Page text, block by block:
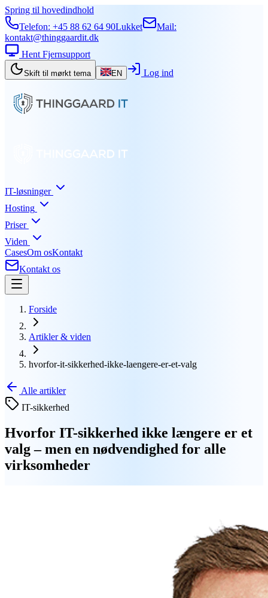
Spring til hovedindhold
Telefon: +45 88 62 64 90Lukket
Mail:
kontakt@thinggaardit.dk
Hent Fjernsupport
Skift til mørkt tema EN Log ind
IT-løsninger
Hosting
Priser
Viden
CasesOm osKontakt
Kontakt os
Forside
Artikler & viden
hvorfor-it-sikkerhed-ikke-laengere-er-et-valg
Alle artikler
IT-sikkerhed
Hvorfor IT-sikkerhed ikke længere er et
valg – men en nødvendighed for alle
virksomheder